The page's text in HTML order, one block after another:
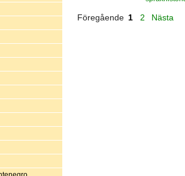
Föregående 1 2 Nästa